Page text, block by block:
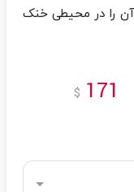
آن را در محیطی خنک
171
$